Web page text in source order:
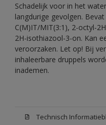
Schadelijk voor in het
langdurige gevolgen.
C(M)IT/MIT(3:1), 2-octyl-
2H-isothiazool-3-on. Kan
veroorzaken. Let op! Bij
inhaleerbare druppels
inademen.
Technisch